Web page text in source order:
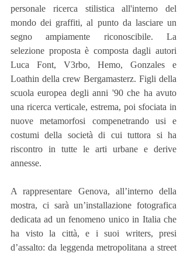
personale ricerca stilistica all'interno del
mondo dei graffiti, al punto da lasciare un
segno ampiamente riconoscibile. La
selezione proposta è composta dagli autori
Luca Font, V3rbo, Hemo, Gonzales e
Loathin della crew Bergamasterz. Figli della
scuola europea degli anni '90 che ha avuto
una ricerca verticale, estrema, poi sfociata in
nuove metamorfosi compenetrando usi e
costumi della società di cui tuttora si ha
riscontro in tutte le arti urbane e derive
annesse.
A rappresentare Genova, all’interno della
mostra, ci sarà un’installazione fotografica
dedicata ad un fenomeno unico in Italia che
ha visto la città, e i suoi writers, presi
d’assalto: da leggenda metropolitana a street